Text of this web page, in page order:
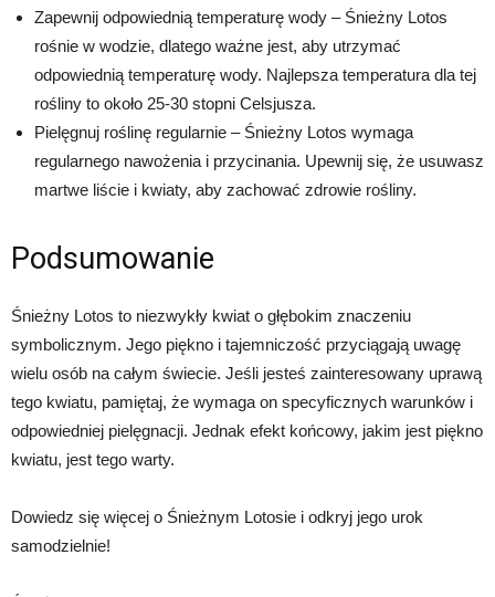
Zapewnij odpowiednią temperaturę wody – Śnieżny Lotos
rośnie w wodzie, dlatego ważne jest, aby utrzymać
odpowiednią temperaturę wody. Najlepsza temperatura dla tej
rośliny to około 25-30 stopni Celsjusza.
Pielęgnuj roślinę regularnie – Śnieżny Lotos wymaga
regularnego nawożenia i przycinania. Upewnij się, że usuwasz
martwe liście i kwiaty, aby zachować zdrowie rośliny.
Podsumowanie
Śnieżny Lotos to niezwykły kwiat o głębokim znaczeniu
symbolicznym. Jego piękno i tajemniczość przyciągają uwagę
wielu osób na całym świecie. Jeśli jesteś zainteresowany uprawą
tego kwiatu, pamiętaj, że wymaga on specyficznych warunków i
odpowiedniej pielęgnacji. Jednak efekt końcowy, jakim jest piękno
kwiatu, jest tego warty.
Dowiedz się więcej o Śnieżnym Lotosie i odkryj jego urok
samodzielnie!